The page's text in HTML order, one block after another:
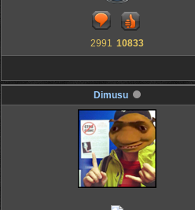
2991 10833
Dimusu